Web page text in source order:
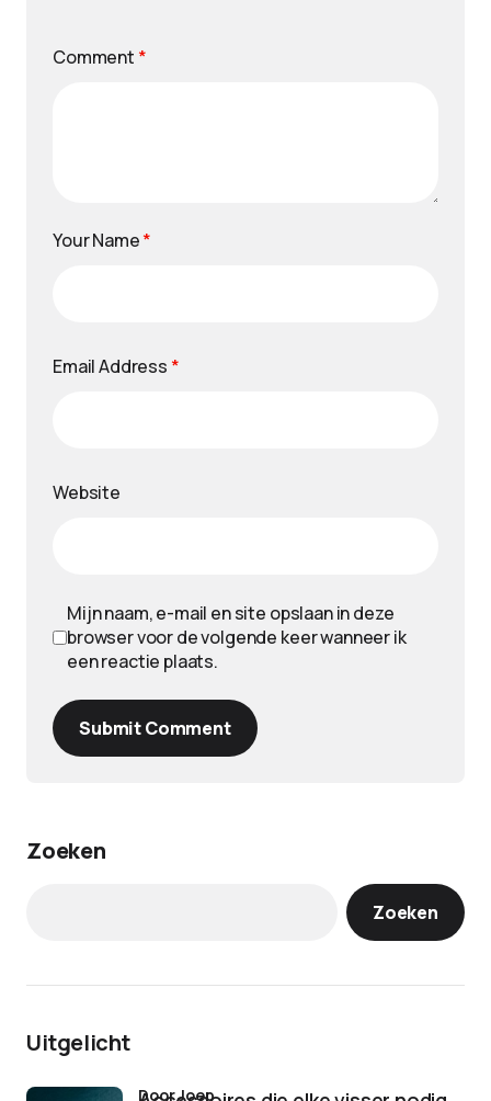
Comment *
Your Name*
Email Address *
Website
Mijn naam, e-mail en site opslaan in deze
browser voor de volgende keer wanneer ik
een reactie plaats.
Submit Comment
Zoeken
Zoeken
Uitgelicht
door Joep